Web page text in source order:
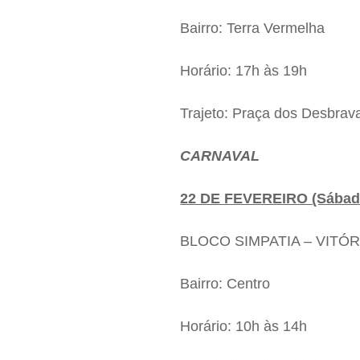
Bairro: Terra Vermelha
Horário: 17h às 19h
Trajeto: Praça dos
CARNAVAL
22 DE FEVEREIRO
BLOCO SIMPATIA –
Bairro: Centro
Horário: 10h às 14h